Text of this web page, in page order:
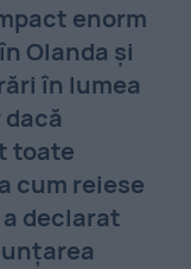
enorm
Olanda și
în lumea
toate
cum reiese
declarat